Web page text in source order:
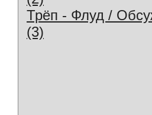
Трёп - Флуд /
(3)